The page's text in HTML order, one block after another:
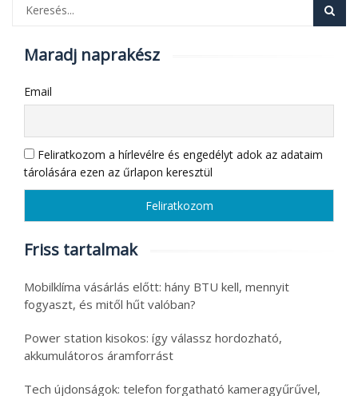
Maradj naprakész
Email
Feliratkozom a hírlevélre és engedélyt adok az adataim
tárolására ezen az űrlapon keresztül
Friss tartalmak
Mobilklíma vásárlás előtt: hány BTU kell, mennyit
fogyaszt, és mitől hűt valóban?
Power station kisokos: így válassz hordozható,
akkumulátoros áramforrást
Tech újdonságok: telefon forgatható kameragyűrűvel,